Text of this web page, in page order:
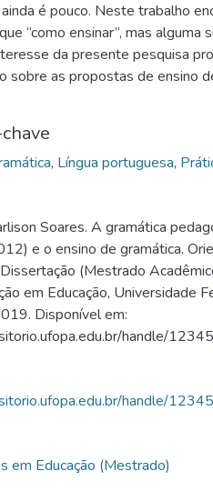
é pouco. Neste trabalho
“como ensinar”, mas
da presente pesquisa
sobre as propostas de ensino
, Língua portuguesa,
Soares. A gramática
e o ensino de gramática.
(Mestrado
em Educação, Universidade
Disponível em:
handle/
handle/
em Educação (Mestrado)